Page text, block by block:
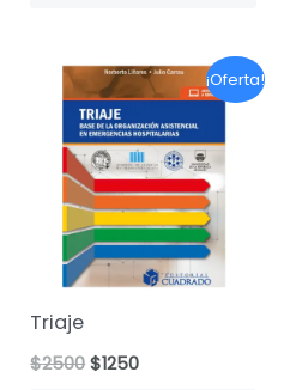
¡Oferta!
Triaje
$2500El
$1250El